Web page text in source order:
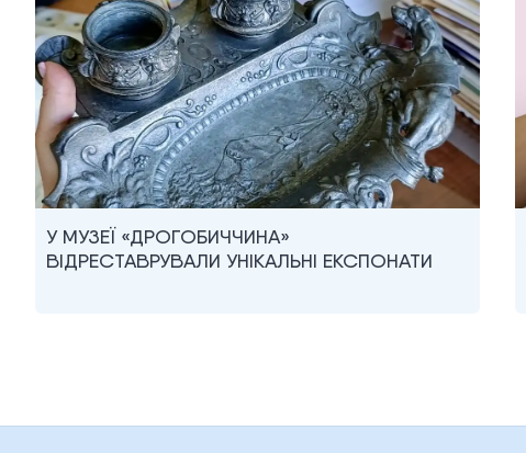
У МУЗЕЇ «ДРОГОБИЧЧИНА»
ВІДРЕСТАВРУВАЛИ УНІКАЛЬНІ ЕКСПОНАТИ